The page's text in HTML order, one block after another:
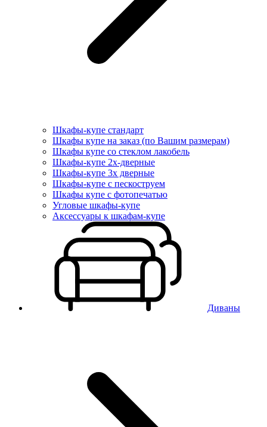
Шкафы-купе стандарт
Шкафы купе на заказ (по Вашим размерам)
Шкафы купе со стеклом лакобель
Шкафы-купе 2х-дверные
Шкафы-купе 3х дверные
Шкафы-купе с пескоструем
Шкафы купе с фотопечатью
Угловые шкафы-купе
Аксессуары к шкафам-купе
Диваны